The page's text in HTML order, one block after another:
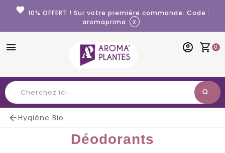
Panneau de gestion des cookies
favorite 10% OFFERT ! Sur votre première commande. Code :
aromaprima
x
menu shopping_cart 0
account_circle
search
Hygiène Bio
Déodorants